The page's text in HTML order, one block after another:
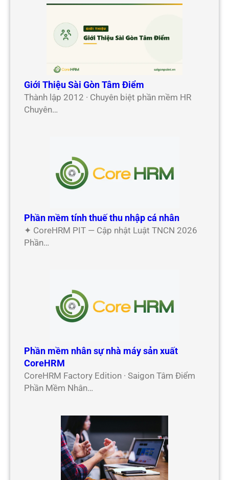
Giới Thiệu Sài Gòn Tâm Điểm
Thành lập 2012 · Chuyên biệt phần mềm HR
Chuyên…
Phần mềm tính thuế thu nhập cá nhân
✦ CoreHRM PIT — Cập nhật Luật TNCN 2026
Phần…
Phần mềm nhân sự nhà máy sản xuất
CoreHRM
CoreHRM Factory Edition · Saigon Tâm Điểm
Phần Mềm Nhân…